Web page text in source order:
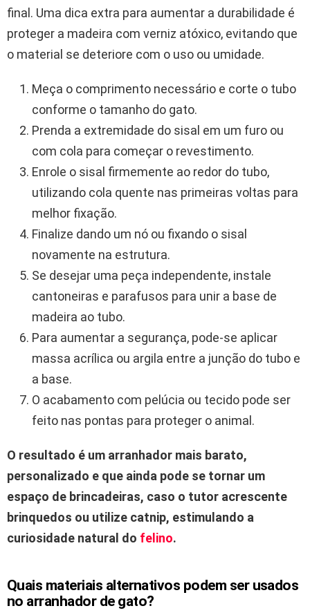
final. Uma dica extra para aumentar a durabilidade é
proteger a madeira com verniz atóxico, evitando que
o material se deteriore com o uso ou umidade.
Meça o comprimento necessário e corte o tubo
conforme o tamanho do gato.
Prenda a extremidade do sisal em um furo ou
com cola para começar o revestimento.
Enrole o sisal firmemente ao redor do tubo,
utilizando cola quente nas primeiras voltas para
melhor fixação.
Finalize dando um nó ou fixando o sisal
novamente na estrutura.
Se desejar uma peça independente, instale
cantoneiras e parafusos para unir a base de
madeira ao tubo.
Para aumentar a segurança, pode-se aplicar
massa acrílica ou argila entre a junção do tubo e
a base.
O acabamento com pelúcia ou tecido pode ser
feito nas pontas para proteger o animal.
O resultado é um arranhador mais barato,
personalizado e que ainda pode se tornar um
espaço de brincadeiras, caso o tutor acrescente
brinquedos ou utilize catnip, estimulando a
curiosidade natural do felino.
Quais materiais alternativos podem ser usados
no arranhador de gato?